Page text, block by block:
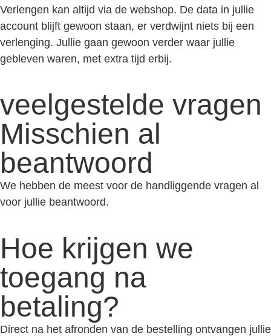
Verlengen kan altijd via de webshop. De data in jullie
account blijft gewoon staan, er verdwijnt niets bij een
verlenging. Jullie gaan gewoon verder waar jullie
gebleven waren, met extra tijd erbij.
veelgestelde vragen
Misschien al
beantwoord
We hebben de meest voor de handliggende vragen al
voor jullie beantwoord.
Hoe krijgen we
toegang na
betaling?
Direct na het afronden van de bestelling ontvangen jullie